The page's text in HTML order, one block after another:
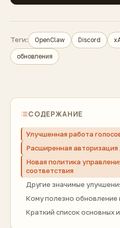
Теги: OpenClaw Discord
обновления
СОДЕРЖАНИЕ
Улучшенная работа
Расширенная авторизация
Новая политика
соответствия
Другие значимые
Кому полезно обновление
Краткий список основных